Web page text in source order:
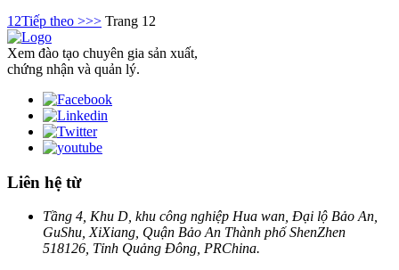
1 2Tiếp theo >>> Trang 12
Xem đào tạo chuyên gia sản xuất,
chứng nhận và quản lý.
Liên hệ từ
Tầng 4, Khu D, khu công nghiệp Hua wan, Đại lộ Bảo An,
GuShu, XiXiang, Quận Bảo An Thành phố ShenZhen
518126, Tỉnh Quảng Đông, PRChina.